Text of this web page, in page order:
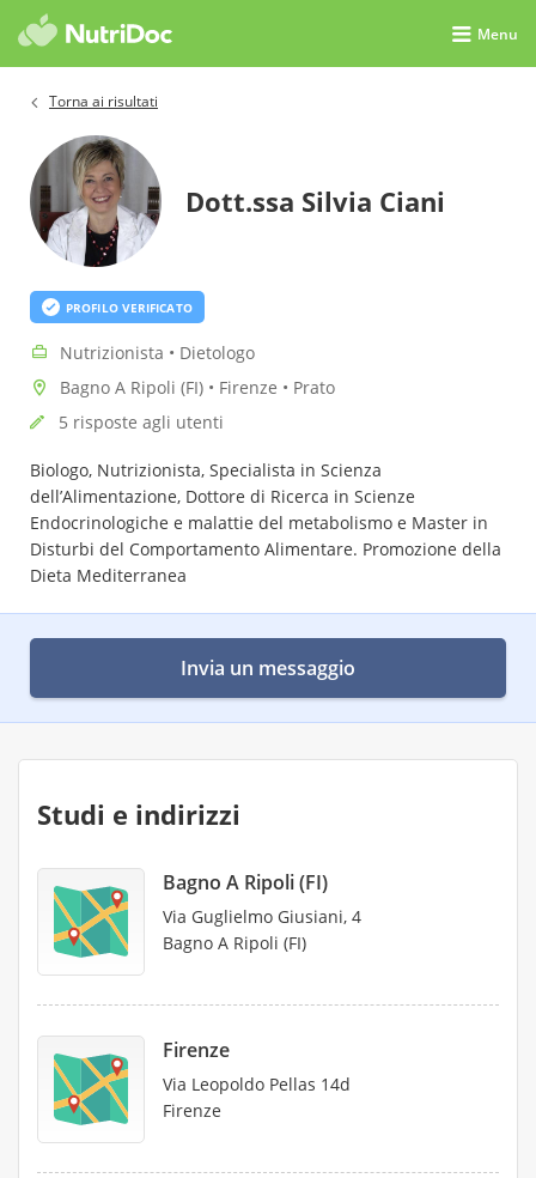
Menu
Torna ai risultati
Dott.ssa Silvia Ciani
PROFILO VERIFICATO
Nutrizionista • Dietologo
Bagno A Ripoli (FI) • Firenze • Prato
5 risposte agli utenti
Biologo, Nutrizionista, Specialista in Scienza
dell’Alimentazione, Dottore di Ricerca in Scienze
Endocrinologiche e malattie del metabolismo e Master in
Disturbi del Comportamento Alimentare. Promozione della
Dieta Mediterranea
Invia un messaggio
Studi e indirizzi
Bagno A Ripoli (FI)
Via Guglielmo Giusiani, 4
Bagno A Ripoli (FI)
Firenze
Via Leopoldo Pellas 14d
Firenze